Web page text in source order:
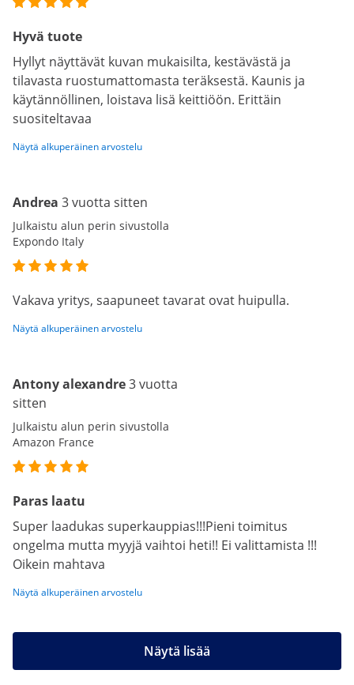
Hyvä tuote
Hyllyt näyttävät kuvan mukaisilta, kestävästä ja
tilavasta ruostumattomasta teräksestä. Kaunis ja
käytännöllinen, loistava lisä keittiöön. Erittäin
suositeltavaa
Näytä alkuperäinen arvostelu
Andrea 3 vuotta sitten
Julkaistu alun perin sivustolla
Expondo Italy
Vakava yritys, saapuneet tavarat ovat huipulla.
Näytä alkuperäinen arvostelu
Antony alexandre3 vuotta
sitten
Julkaistu alun perin sivustolla
Amazon France
Paras laatu
Super laadukas superkauppias!!!Pieni toimitus
ongelma mutta myyjä vaihtoi heti!! Ei valittamista !!!
Oikein mahtava
Näytä alkuperäinen arvostelu
Näytä lisää